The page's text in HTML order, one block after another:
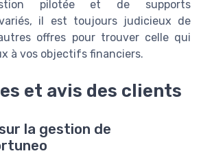
pilotée et de supports
il est toujours judicieux de
offres pour trouver celle qui
à vos objectifs financiers.
et avis des clients
la gestion de